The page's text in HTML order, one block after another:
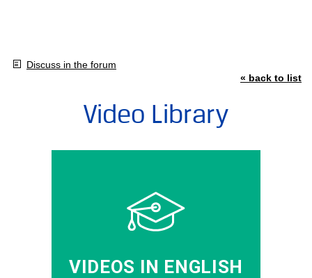
Discuss in the forum
« back to list
Video Library
VIDEOS IN ENGLISH